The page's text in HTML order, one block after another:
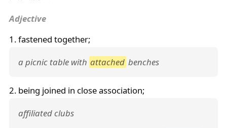
Adjective
1. fastened together;
a picnic table with attached benches
2. being joined in close association;
affiliated clubs